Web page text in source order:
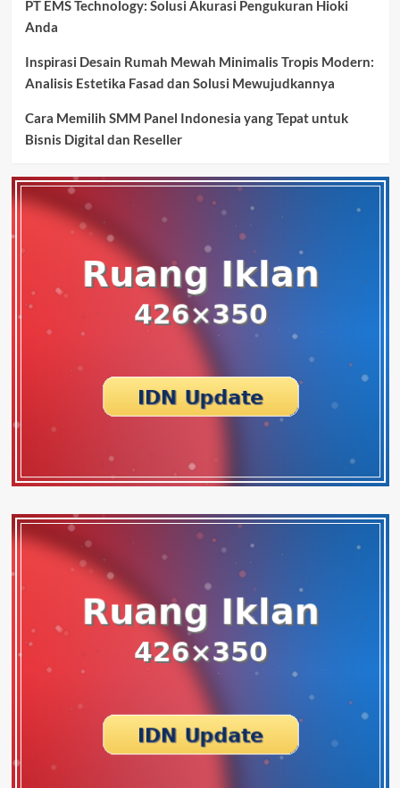
PT EMS Technology: Solusi Akurasi Pengukuran Hioki
Anda
Inspirasi Desain Rumah Mewah Minimalis Tropis Modern:
Analisis Estetika Fasad dan Solusi Mewujudkannya
Cara Memilih SMM Panel Indonesia yang Tepat untuk
Bisnis Digital dan Reseller